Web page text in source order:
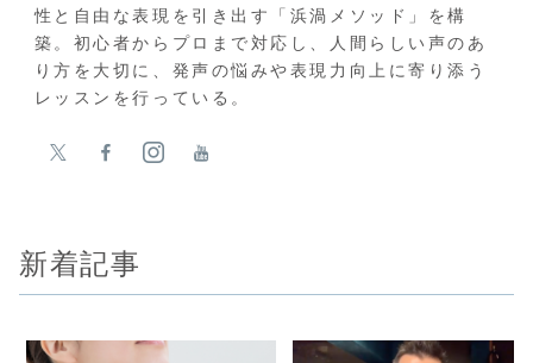
性と自由な表現を引き出す「浜渦メソッド」を構
築。初心者からプロまで対応し、人間らしい声のあ
り方を大切に、発声の悩みや表現力向上に寄り添う
レッスンを行っている。
新着記事